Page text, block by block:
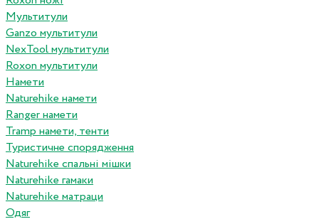
Мультитули
Ganzo мультитули
NexTool мультитули
Roxon мультитули
Намети
Naturehike намети
Ranger намети
Tramp намети, тенти
Туристичне спорядження
Naturehike спальні мішки
Naturehike гамаки
Naturehike матраци
Одяг